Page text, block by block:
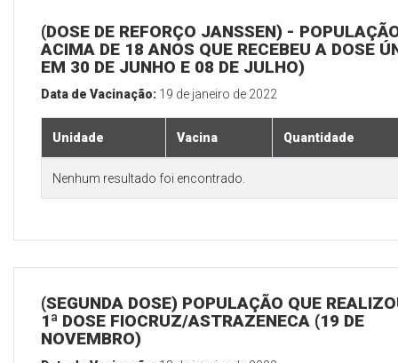
(DOSE DE REFORÇO JANSSEN) -
ACIMA DE 18 ANOS QUE RECEBEU A DOSE
EM 30 DE JUNHO E 08 DE JULHO)
Data de Vacinação: 19 de janeiro de 2022
Unidade Vacina Quantidade
Nenhum resultado foi encontrado.
(SEGUNDA DOSE) POPULAÇÃO QUE
1ª DOSE FIOCRUZ/ASTRAZENECA (19 DE
NOVEMBRO)